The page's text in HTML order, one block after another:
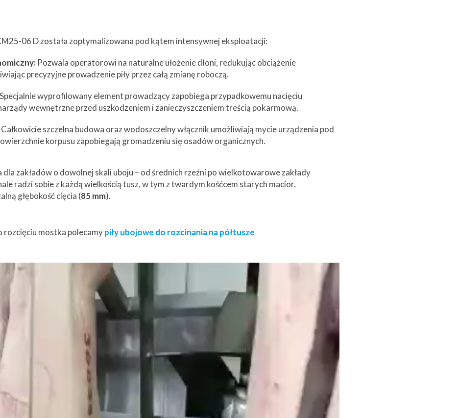
06 D została zoptymalizowana pod kątem intensywnej eksploatacji:
Pozwala operatorowi na naturalne ułożenie dłoni, redukując obciążenie
precyzyjne prowadzenie piły przez całą zmianę roboczą.
Specjalnie wyprofilowany element prowadzący zapobiega przypadkowemu nacięciu
wewnętrzne przed uszkodzeniem i zanieczyszczeniem treścią pokarmową.
Całkowicie szczelna budowa oraz wodoszczelny włącznik umożliwiają mycie urządzenia pod
korpusu zapobiegają gromadzeniu się osadów organicznych.
dla zakładów o dowolnej skali uboju – od średnich rzeźni po wielkotowarowe zakłady
radzi sobie z każdą wielkością tusz, w tym z twardym kośćcem starych macior,
głębokość cięcia (85 mm).
rozcięciu mostka polecamypiły ubojowe do rozcinania na półtusze